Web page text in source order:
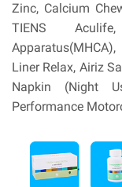
Zinc, Calcium
TIENS
Liner Relax, Airiz
Napkin (Night
Performance